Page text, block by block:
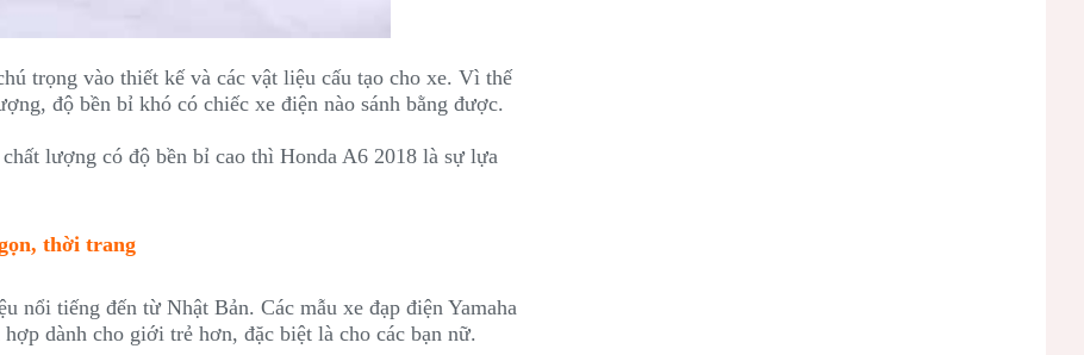
trọng vào thiết kế và các vật liệu cấu tạo cho xe. Vì thế
độ bền bỉ khó có chiếc xe điện nào sánh bằng được.
lượng có độ bền bỉ cao thì Honda A6 2018 là sự lựa
thời trang
nổi tiếng đến từ Nhật Bản. Các mẫu xe đạp điện Yamaha
dành cho giới trẻ hơn, đặc biệt là cho các bạn nữ.